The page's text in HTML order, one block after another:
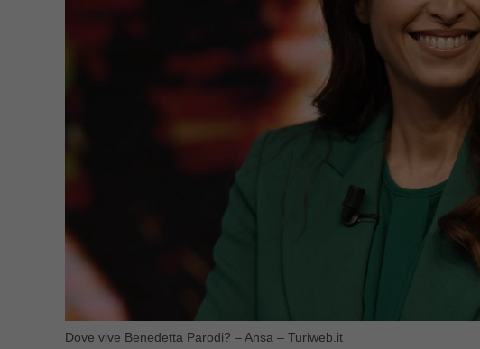
Dove vive Benedetta Parodi? – Ansa – Turiweb.it